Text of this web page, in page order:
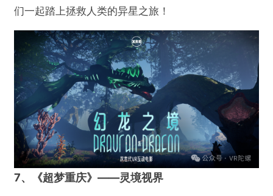
们一起踏上拯救人类的异星之旅！
7、《超梦重庆》——灵境视界